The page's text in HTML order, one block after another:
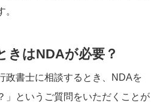
きはNDAが必要？
政書士に相談するとき、NDAを
」というご質問をいただくことが